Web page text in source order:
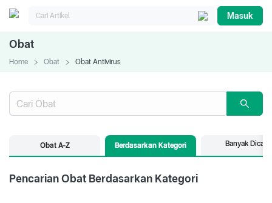
Masuk
Obat
Home Obat Obat Antivirus
Obat A-Z Berdasarkan Kategori Banyak Dicari
Pencarian Obat Berdasarkan Kategori